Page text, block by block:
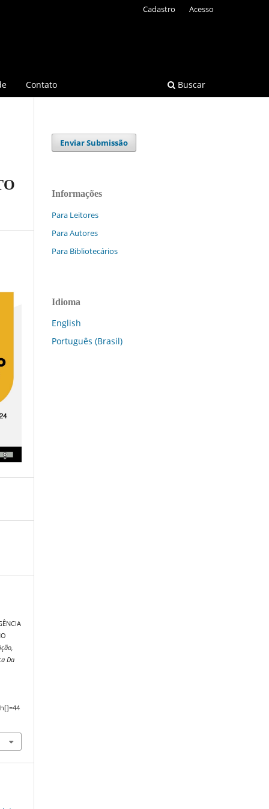
Contato Buscar
Cadastro Acesso
Da
Enviar Submissão
Informações
Para Leitores
Para Autores
Para Bibliotecários
Idioma
English
Português (Brasil)